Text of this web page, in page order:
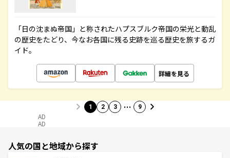
「日の沈まぬ帝国」と称されたハプスブルク帝国の栄光と動乱
の歴史をたどり、今なお各国に残る史跡を巡る歴史を旅するガ
イド。
詳細を見る
1 2 3 … 9
AD
AD
人気の国と地域から探す